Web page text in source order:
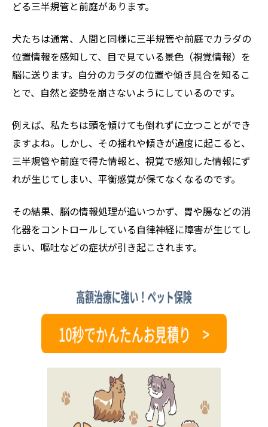
どる三半規管と前庭があります。
犬たちは通常、人間と同様に三半規管や前庭でカラダの
位置情報を感知して、目で見ている景色（視覚情報）を
脳に送ります。自分のカラダの位置や傾き具合を知るこ
とで、自然と姿勢を崩さないようにしているのです。
例えば、私たちは頭を傾けても倒れずに立つことができ
ますよね。しかし、その揺れや傾きが過度に起こると、
三半規管や前庭で得た情報と、視覚で感知した情報にず
れが生じてしまい、平衡感覚が保てなくなるのです。
その結果、脳の情報処理が追いつかず、胃や腸などの消
化器をコントロールしている自律神経に障害が生じてし
まい、嘔吐などの症状が引き起こされます。